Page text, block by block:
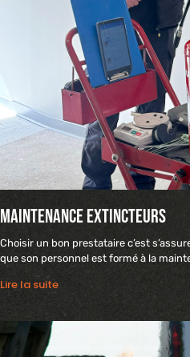
Maintenance extincteurs
Choisir un bon prestataire c’est
que son personnel est formé à la
Lire la suite